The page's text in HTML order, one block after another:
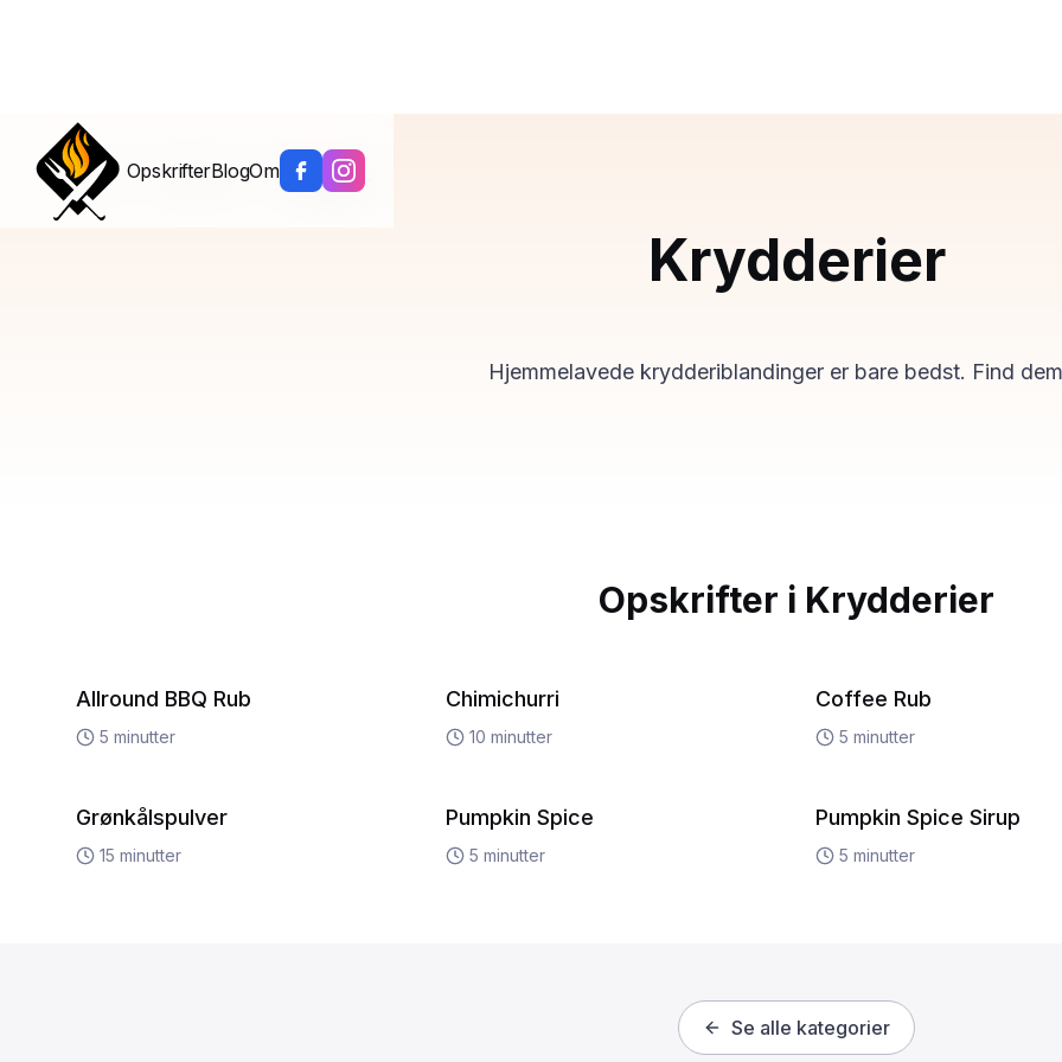
OpskrifterBlogOm
Hjem / Kategorier / Krydderier
Krydderier
Hjemmelavede krydderiblandinger er bare bedst. Find
Opskrifter i Krydderier
Allround BBQ Rub
5 minutter
Chimichurri
10 minutter
Coffee Rub
5 minutter
Grønkålspulver
15 minutter
Pumpkin Spice
5 minutter
Pumpkin Spice Sirup
5 minutter
Se alle kategorier